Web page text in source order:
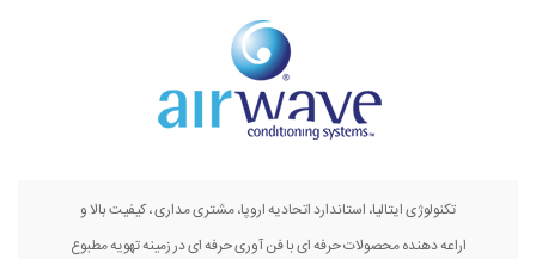
تکنولوژی ایتالیا، استاندارد اتحادیه اروپا، مشتری مداری ، کیفیت بالا و
اراعه دهنده محصولات حرفه ای با فن آوری حرفه ای در زمینه تهویه مطبوع